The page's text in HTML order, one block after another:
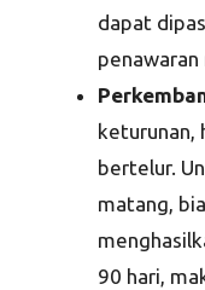
dapat
keturunan,
bertelur.
matang,
90 hari,